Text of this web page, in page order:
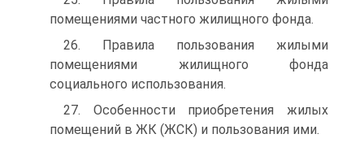
помещениями частного жилищного фонда.
26. Правила пользования жилыми
помещениями жилищного фонда
социального использования.
27. Особенности приобретения жилых
помещений в ЖК (ЖСК) и пользования ими.